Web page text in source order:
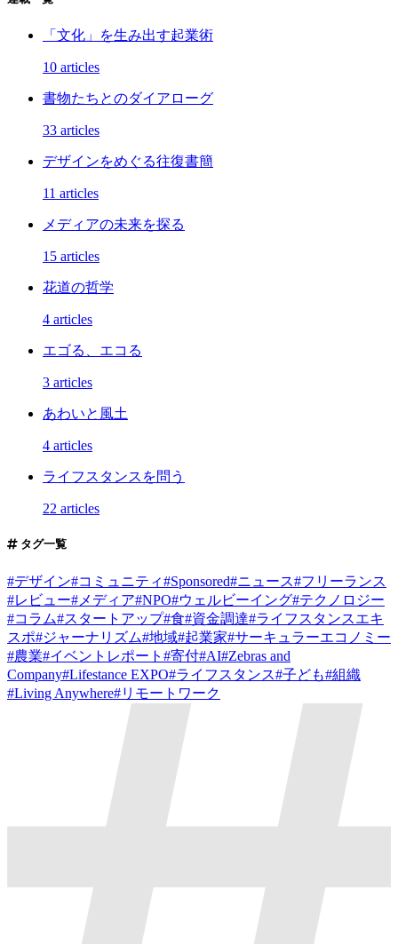
「文化」を生み出す起業術
10 articles
書物たちとのダイアローグ
33 articles
デザインをめぐる往復書簡
11 articles
メディアの未来を探る
15 articles
花道の哲学
4 articles
エゴる、エコる
3 articles
あわいと風土
4 articles
ライフスタンスを問う
22 articles
タグ一覧
#デザイン#コミュニティ#Sponsored#ニュース#フリーランス
#レビュー# メディア#NPO#ウェルビーイング#テクノロジー
#コラム#スタートアップ#食#資金調達#ライフスタンスエキ
スポ#ジャーナリズム#地域#起業家#サーキュラーエコノミー
#農業#イベントレポート #寄付#AI#Zebras and
Company#Lifestance EXPO#ライフスタンス#子ども#組織
#Living Anywhere#リモートワーク